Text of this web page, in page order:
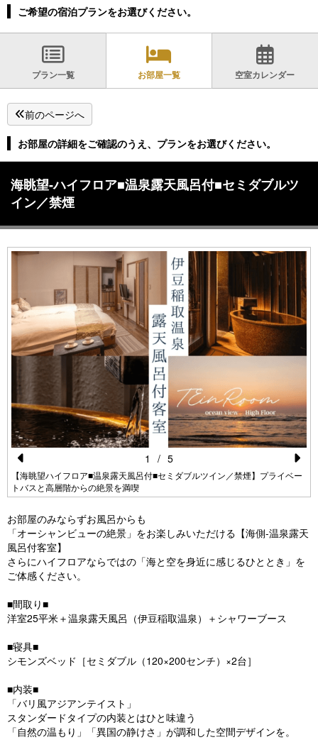
ご希望の宿泊プランをお選びください。
プラン一覧 お部屋一覧 空室カレンダー
前のページへ
お部屋の詳細をご確認のうえ、プランをお選びください。
海眺望-ハイフロア■温泉露天風呂付■セミダブルツ
イン／禁煙
Pr
e
vi
o
u
s
【海眺望ハイフロア■温泉露天風呂付■セミダブルツイン／禁煙】プライベー
トバスと高層階からの絶景を満喫
N
e
1 / 5
お部屋のみならずお風呂からも
「オーシャンビューの絶景」をお楽しみいただける【海側-温泉露天
風呂付客室】
さらにハイフロアならではの「海と空を身近に感じるひととき」を
ご体感ください。
■間取り■
洋室25平米＋温泉露天風呂（伊豆稲取温泉）＋シャワーブース
■寝具■
シモンズベッド［セミダブル（120×200センチ）×2台］
■内装■
「バリ風アジアンテイスト」
スタンダードタイプの内装とはひと味違う
「自然の温もり」「異国の静けさ」が調和した空間デザインを。